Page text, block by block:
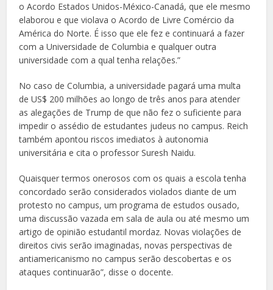
o Acordo Estados Unidos-México-Canadá, que ele mesmo
elaborou e que violava o Acordo de Livre Comércio da
América do Norte. É isso que ele fez e continuará a fazer
com a Universidade de Columbia e qualquer outra
universidade com a qual tenha relações.”
No caso de Columbia, a universidade pagará uma multa
de US$ 200 milhões ao longo de três anos para atender
as alegações de Trump de que não fez o suficiente para
impedir o assédio de estudantes judeus no campus. Reich
também apontou riscos imediatos à autonomia
universitária e cita o professor Suresh Naidu.
Quaisquer termos onerosos com os quais a escola tenha
concordado serão considerados violados diante de um
protesto no campus, um programa de estudos ousado,
uma discussão vazada em sala de aula ou até mesmo um
artigo de opinião estudantil mordaz. Novas violações de
direitos civis serão imaginadas, novas perspectivas de
antiamericanismo no campus serão descobertas e os
ataques continuarão”, disse o docente.